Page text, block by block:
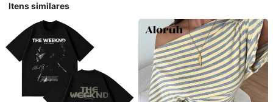
Itens similares